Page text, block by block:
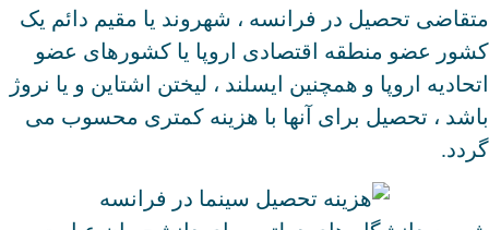
متقاضی تحصیل در فرانسه ، شهروند یا مقیم دائم یک
کشور عضو منطقه اقتصادی اروپا یا کشورهای عضو
اتحادیه اروپا و همچنین ایسلند ، لیختن اشتاین و یا نروژ
باشد ، تحصیل برای آنها با هزینه کمتری محسوب می
گردد.